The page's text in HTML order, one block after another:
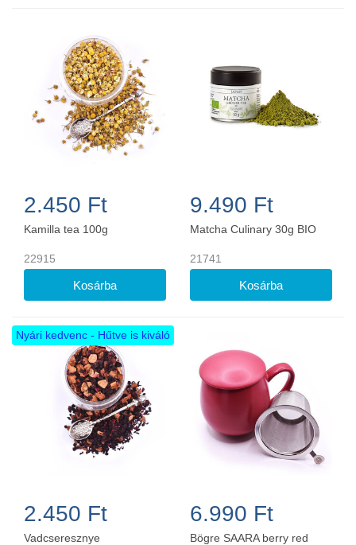
2.450 Ft
Kamilla tea 100g
22915
9.490 Ft
Matcha Culinary 30g BIO
21741
Nyári kedvenc - Hűtve is kiváló
2.450 Ft
Vadcseresznye
6.990 Ft
Bögre SAARA berry red